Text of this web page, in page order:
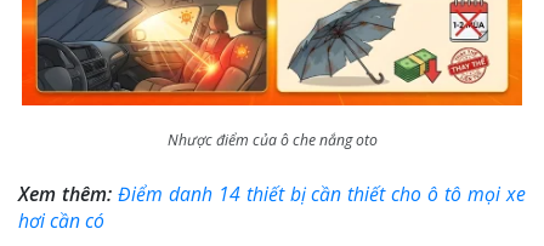
Nhược điểm của ô che nắng oto
Xem thêm: Điểm danh 14 thiết bị cần thiết cho ô tô mọi xe
hơi cần có